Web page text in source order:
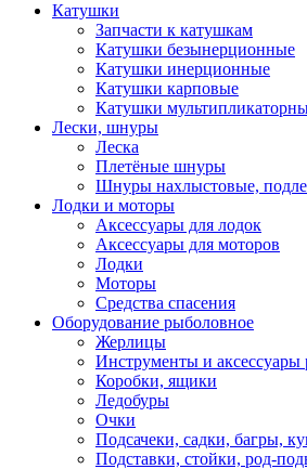
Катушки
Запчасти к катушкам
Катушки безынерционные
Катушки инерционные
Катушки карповые
Катушки
Лески, шнуры
Леска
Плетёные шнуры
Шнуры нахлыстовые,
Лодки и моторы
Аксессуары для лодок
Аксессуары для моторов
Лодки
Моторы
Средства спасения
Оборудование рыболовное
Жерлицы
Инструменты и
Коробки, ящики
Ледобуры
Очки
Подсачеки, садки, багры,
Подставки, стойки, род-